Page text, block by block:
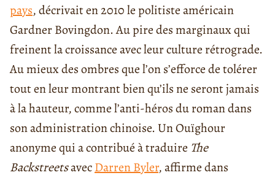
pays, décrivait en 2010le politiste américain
Gardner Bovingdon. Au pire des marginaux qui
freinent la croissance avec leur culture rétrograde.
Au mieux des ombres que l’on s’efforce de tolérer
tout en leur montrant bien qu’ils ne seront jamais
à la hauteur, comme l’anti-héros du roman dans
son administration chinoise. Un Ouïghour
anonyme qui a contribué à traduire The
BackstreetsavecDarren Byler,affirme dans